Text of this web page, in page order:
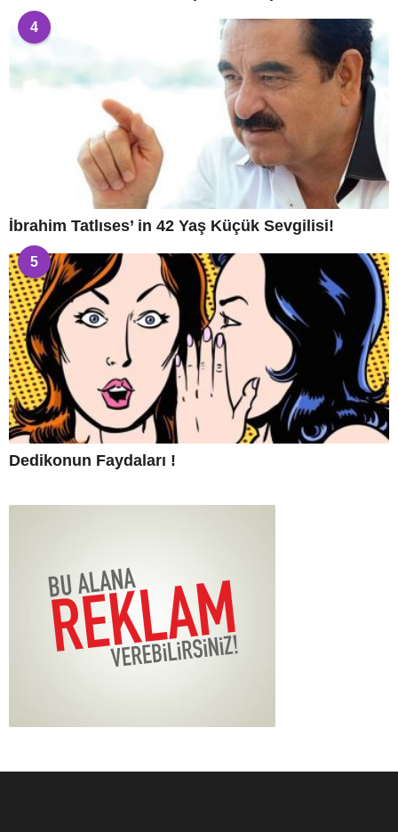
4
İbrahim Tatlıses’ in 42 Yaş Küçük Sevgilisi!
5
Dedikonun Faydaları !